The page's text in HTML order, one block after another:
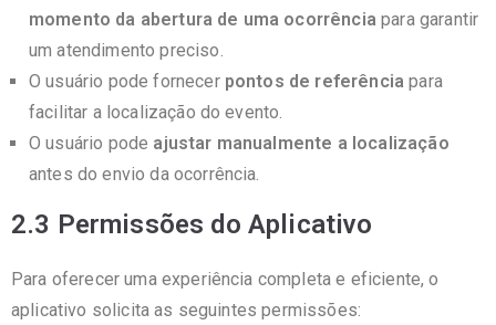
momento da abertura de uma ocorrência para garantir
um atendimento preciso.
O usuário pode fornecer pontos de referência para
facilitar a localização do evento.
O usuário pode ajustar manualmente a localização
antes do envio da ocorrência.
2.3 Permissões do Aplicativo
Para oferecer uma experiência completa e eficiente, o
aplicativo solicita as seguintes permissões: